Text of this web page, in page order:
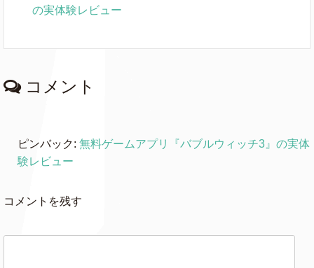
の実体験レビュー
コメント
ピンバック: 無料ゲームアプリ『バブルウィッチ3』の実体
験レビュー
コメントを残す